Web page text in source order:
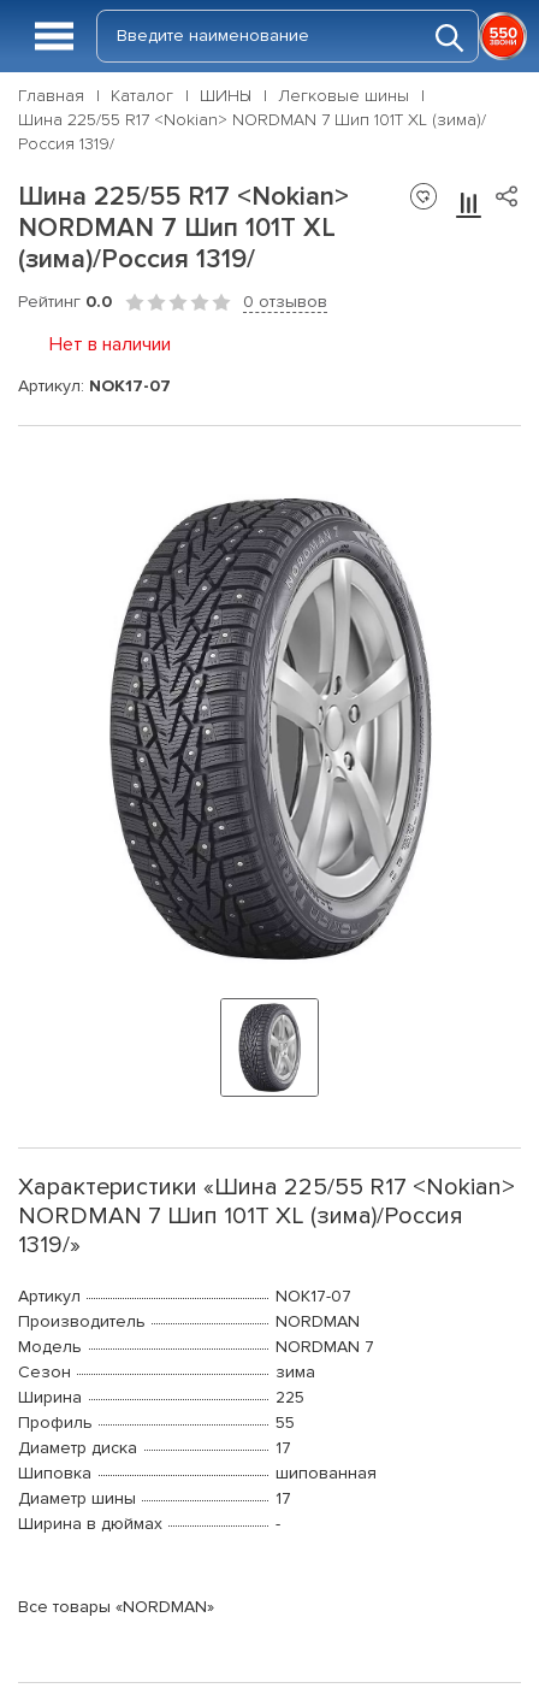
Главная Каталог ШИНЫ
Легковые шины
Шина 225/55 R17 <Nokian> NORDMAN 7 Шип 101T XL (зима)/
Россия 1319/
Шина 225/55 R17 <Nokian>
NORDMAN 7 Шип 101T XL
(зима)/Россия 1319/
Рейтинг 0.0 0 отзывов
Нет в наличии
Артикул: NOK17-07
Характеристики «Шина 225/55 R17 <Nokian>
NORDMAN 7 Шип 101T XL (зима)/Россия
1319/»
Артикул
NOK17-07
Производитель
NORDMAN
Модель
NORDMAN 7
Сезон
зима
Ширина
225
Профиль
55
Диаметр диска
17
Шиповка
шипованная
Диаметр шины
17
Ширина в дюймах
-
Все товары «NORDMAN»